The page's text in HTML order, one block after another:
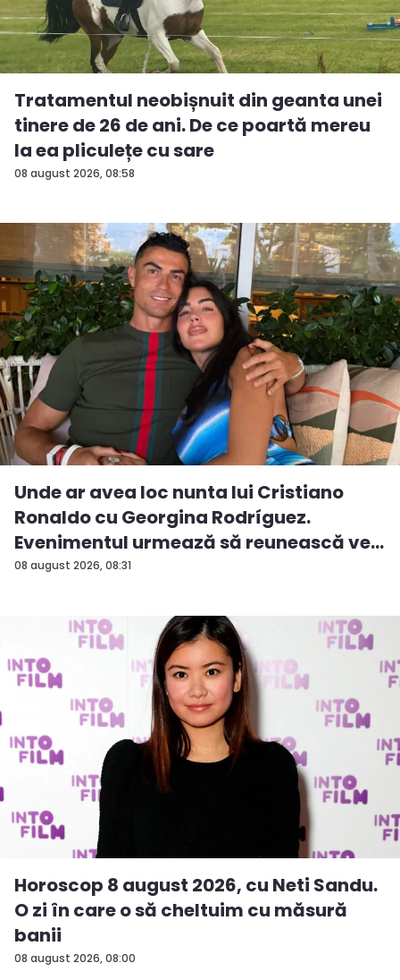
08 august 2026, 08:58
Tratamentul neobișnuit din geanta unei
tinere de 26 de ani. De ce poartă mereu
la ea pliculețe cu sare
08 august 2026, 08:31
Unde ar avea loc nunta lui Cristiano
Ronaldo cu Georgina Rodríguez.
Evenimentul urmează să reunească ve...
08 august 2026, 08:00
Horoscop 8 august 2026, cu Neti Sandu.
O zi în care o să cheltuim cu măsură
banii